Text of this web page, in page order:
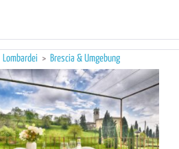
Lombardei > Brescia & Umgebung